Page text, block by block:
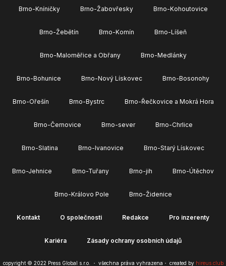
Brno-Kníničky Brno-Žabovřesky Brno-Kohoutovice
Brno-Žebětín Brno-Komín Brno-Líšeň
Brno-Maloměřice a Obřany Brno-Medlánky
Brno-Bohunice Brno-Nový Lískovec Brno-Bosonohy
Brno-Ořešín Brno-Bystrc Brno-Řečkovice a Mokrá Hora
Brno-Černovice Brno-sever Brno-Chrlice
Brno-Slatina Brno-Ivanovice Brno-Starý Lískovec
Brno-Jehnice Brno-Tuřany Brno-jih Brno-Útěchov
Brno-Královo Pole Brno-Židenice
Kontakt O společnosti Redakce Pro inzerenty
Kariéra Zásady ochrany osobních údajů
copyright © 2022 Press Global s.r.o. ・ všechna práva vyhrazena・ created by hireus.club